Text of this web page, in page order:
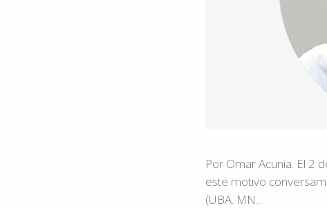
Por Omar Acunia. El 2
este motivo
(UBA. MN...